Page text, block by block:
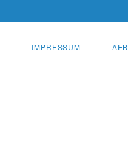
IMPRESSUM AEB